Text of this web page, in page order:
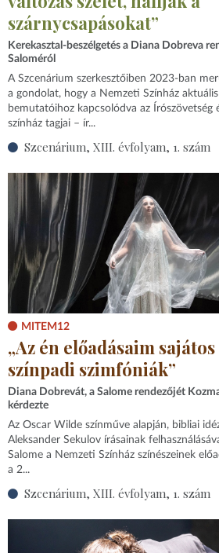
szárnycsapásokat”
Kerekasztal-beszélgetés a Diana Dobreva
Saloméról
A Szcenárium szerkesztőiben 2023-ban
a gondolat, hogy a Nemzeti Színház aktuális
bemutatóihoz kapcsolódva az Írószövetség
színház tagjai – ír...
Szcenárium, XIII. évfolyam, 1. szám
MITEM12
„Az én előadásaim sajátos
színpadi szimfóniák”
Diana Dobrevát, a Salome rendezőjét
kérdezte
Az Oscar Wilde színműve alapján, bibliai
Aleksander Sekulov írásainak
Salome a Nemzeti Színház színészeinek
a 2...
Szcenárium, XIII. évfolyam, 1. szám